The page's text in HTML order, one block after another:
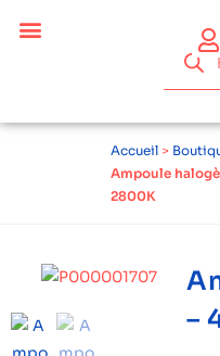
Accueil >
Ampoule
2800K
–